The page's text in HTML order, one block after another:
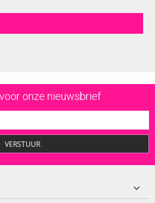
onze nieuwsbrief
VERSTUUR